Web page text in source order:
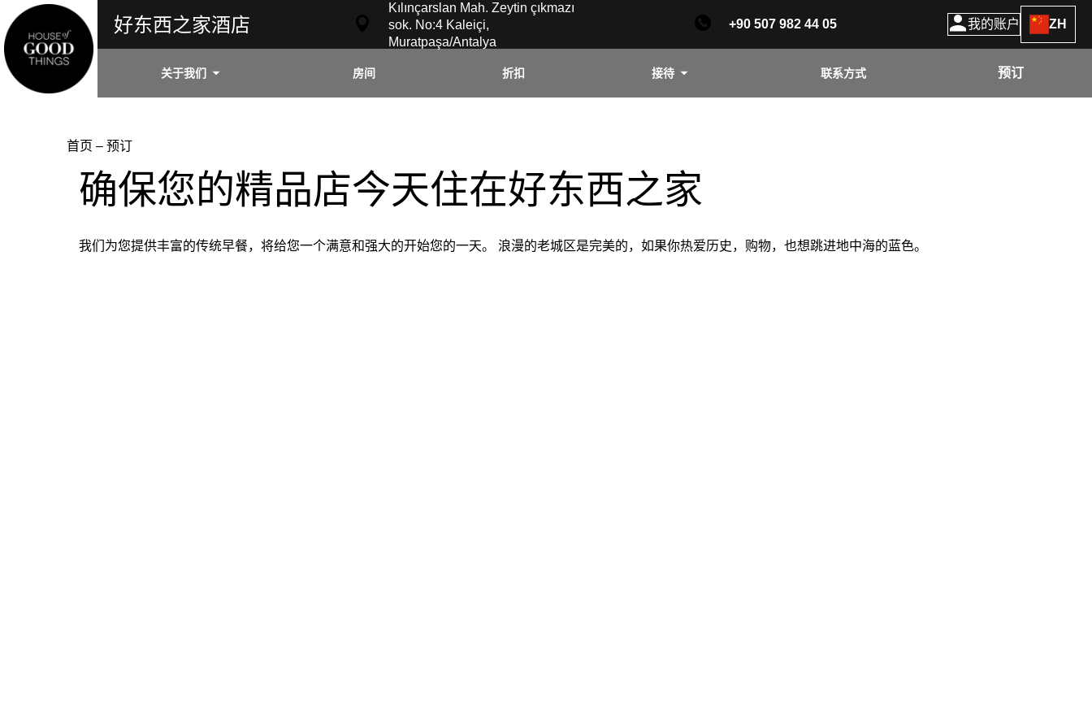
好东西之家酒店
Kılınçarslan Mah. Zeytin çıkmazı
sok. No:4 Kaleiçi,
Muratpaşa/Antalya
+90 507 982 44 05 我的账户 ZH
关于我们 房间 折扣 接待 联系方式 预订
首页 – 预订
确保您的精品店今天住在好东西之家
我们为您提供丰富的传统早餐，将给您一个满意和强大的开始您的一天。 浪漫的老城区是完美的，如果你热爱历史，购物，也想跳进地中海的蓝色。